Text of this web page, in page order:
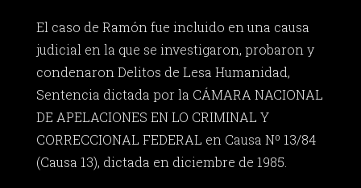
El caso de Ramón fue incluido en una causa
judicial en la que se investigaron, probaron y
condenaron Delitos de Lesa Humanidad,
Sentencia dictada por la CÁMARA NACIONAL
DE APELACIONES EN LO CRIMINAL Y
CORRECCIONAL FEDERAL en Causa Nº 13/84
(Causa 13), dictada en diciembre de 1985.